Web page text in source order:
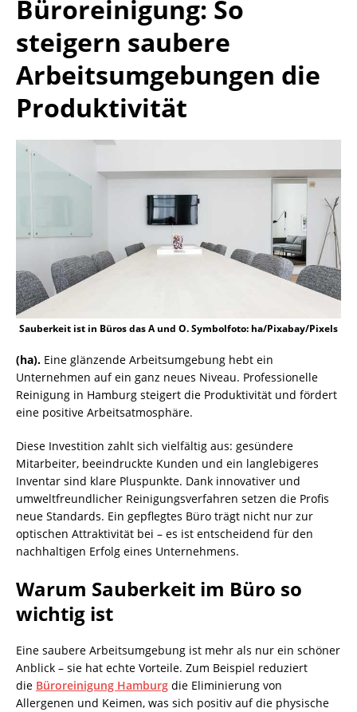
Büroreinigung: So
steigern saubere
Arbeitsumgebungen die
Produktivität
Sauberkeit ist in Büros das A und O. Symbolfoto: ha/Pixabay/Pixels
(ha). Eine glänzende Arbeitsumgebung hebt ein
Unternehmen auf ein ganz neues Niveau. Professionelle
Reinigung in Hamburg steigert die Produktivität und fördert
eine positive Arbeitsatmosphäre.
Diese Investition zahlt sich vielfältig aus: gesündere
Mitarbeiter, beeindruckte Kunden und ein langlebigeres
Inventar sind klare Pluspunkte. Dank innovativer und
umweltfreundlicher Reinigungsverfahren setzen die Profis
neue Standards. Ein gepflegtes Büro trägt nicht nur zur
optischen Attraktivität bei – es ist entscheidend für den
nachhaltigen Erfolg eines Unternehmens.
Warum Sauberkeit im Büro so
wichtig ist
Eine saubere Arbeitsumgebung ist mehr als nur ein schöner
Anblick – sie hat echte Vorteile. Zum Beispiel reduziert
die Büroreinigung Hamburg die Eliminierung von
Allergenen und Keimen, was sich positiv auf die physische